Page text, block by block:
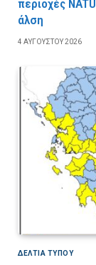
περιοχές
άλση
4 ΑΥΓΟΎΣΤΟΥ 2026
ΔΕΛΤΙΑ ΤΥΠΟΥ